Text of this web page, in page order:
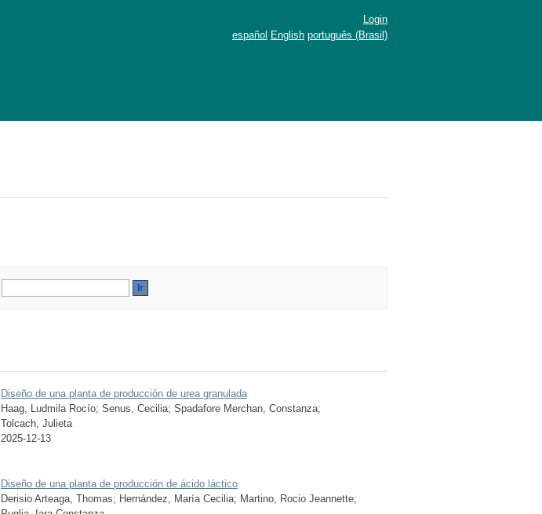
Login
español English português (Brasil)
Diseño de una planta de producción de urea granulada
Haag, Ludmila Rocío; Senus, Cecilia; Spadafore Merchan, Constanza;
Tolcach, Julieta
2025-12-13
Diseño de una planta de producción de ácido láctico
Derisio Arteaga, Thomas; Hernández, María Cecilia; Martino, Rocio Jeannette;